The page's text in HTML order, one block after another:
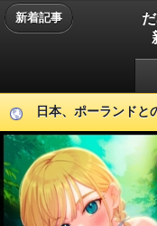
新着記事
日本、ポーランドと